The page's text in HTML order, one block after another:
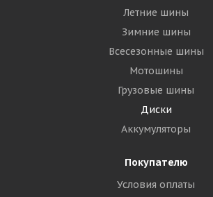
Летние шины
Зимние шины
Всесезонные шины
Мотошины
Грузовые шины
Диски
Аккумуляторы
Покупателю
Условия оплаты